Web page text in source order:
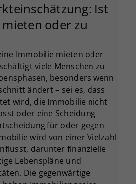
Ist
mieten oder zu
Immobilie mieten oder
viele Menschen zu
besonders wenn
ändert – sei es, dass
wird, die Immobilie nicht
oder eine Scheidung
für oder gegen
wird von einer Vielzahl
darunter finanzielle
Lebenspläne und
Die gegenwärtige